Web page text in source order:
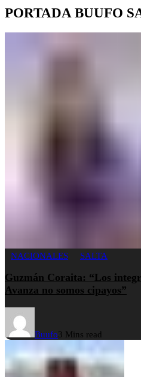
PORTADA BUUFO
NACIONALES SALTA
Guzmán Coraita: “Los
Avanza no somos cipayos”
Buufo3 Mins read